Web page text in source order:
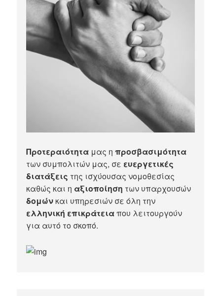
Προτεραιότητα μας ηπροσβασιμότητα
των συμπολιτών μας, σε ευεργετικές
διατάξεις της ισχύουσας νομοθεσίας
καθώς και η αξιοποίηση των υπαρχουσών
δομών και υπηρεσιών σε όλη την
ελληνική επικράτειαπου λειτουργούν
για αυτό το σκοπό.​